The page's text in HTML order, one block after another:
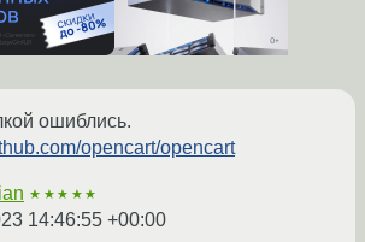
ошиблись.
opencart/opencart
★★★★★
14:46:55 +00:00